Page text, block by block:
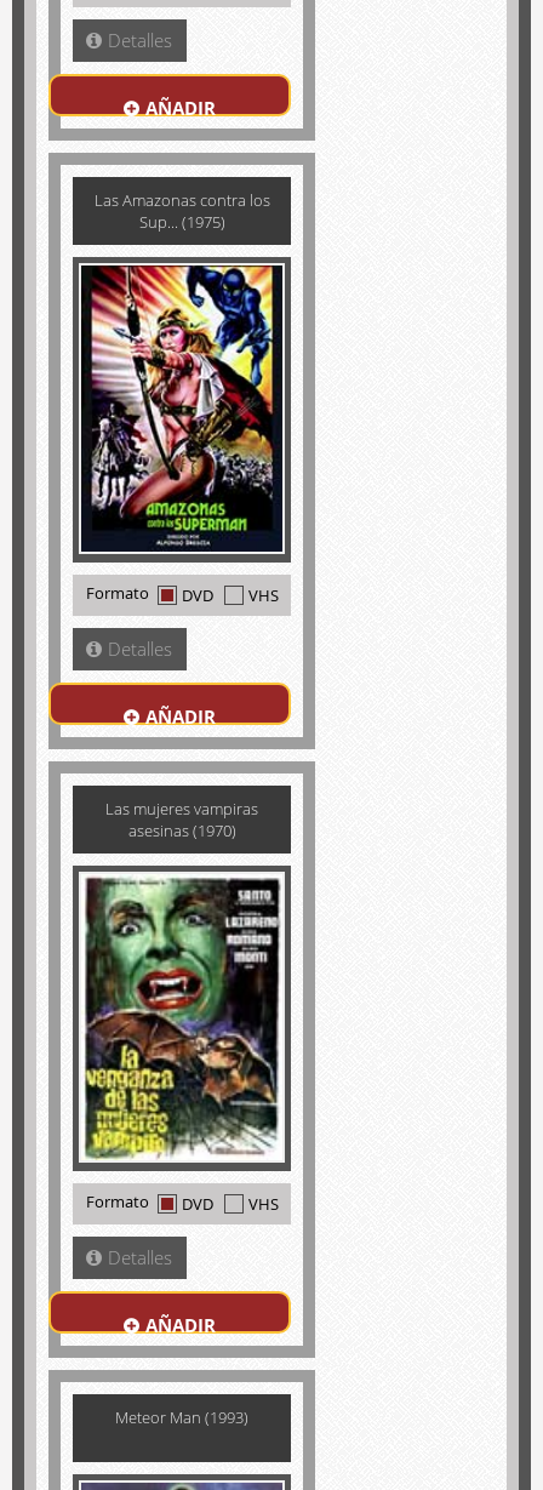
Detalles
AÑADIR
Las Amazonas contra los
Sup... (1975)
Formato DVD VHS
Detalles
AÑADIR
Las mujeres vampiras
asesinas (1970)
Formato DVD VHS
Detalles
AÑADIR
Meteor Man (1993)